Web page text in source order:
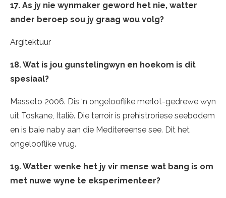
17. As jy nie wynmaker geword het nie, watter
ander beroep sou jy graag wou volg?
Argitektuur
18. Wat is jou gunstelingwyn en hoekom is dit
spesiaal?
Masseto 2006. Dis ‘n ongelooflike merlot-gedrewe wyn
uit Toskane, Italië. Die terroir is prehistroriese seebodem
en is baie naby aan die Meditereense see. Dit het
ongelooflike vrug.
19. Watter wenke het jy vir mense wat bang is om
met nuwe wyne te eksperimenteer?